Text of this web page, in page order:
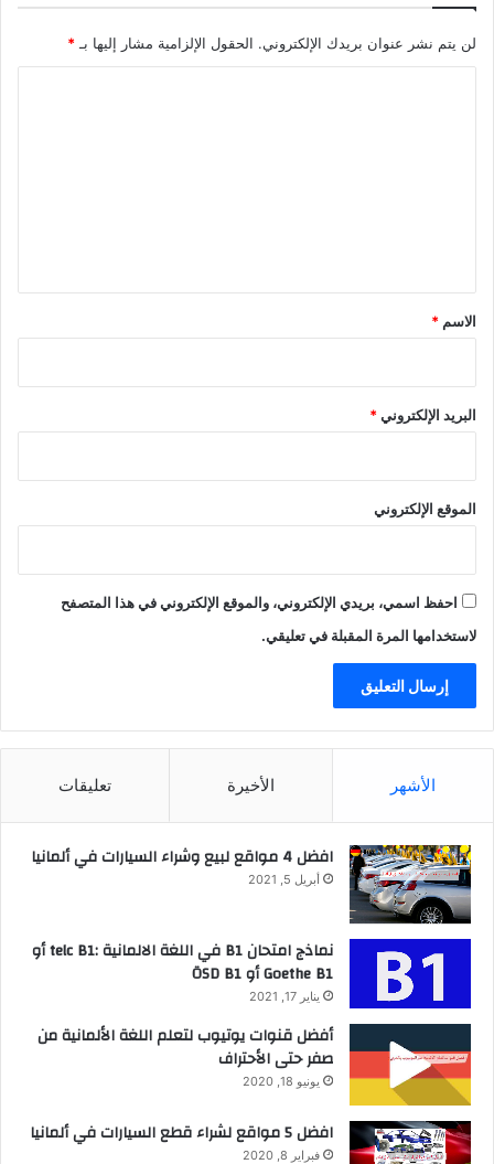
لن يتم نشر عنوان بريدك الإلكتروني. الحقول الإلزامية مشار إليها بـ*
*
الاسم *
البريد الإلكتروني*
الموقع الإلكتروني
احفظ اسمي، بريدي الإلكتروني، والموقع الإلكتروني في هذا المتصفح
لاستخدامها المرة المقبلة في تعليقي.
الأشهر الأخيرة تعليقات
افضل 4 مواقع لبيع وشراء السيارات في ألمانيا
أبريل 5, 2021
نماذج امتحان B1 في اللغة الالمانية :telc B1 أو
Goethe B1 أو ÖSD B1
يناير 17, 2021
أفضل قنوات يوتيوب لتعلم اللغة الألمانية من
صفر حتى الأحتراف
يونيو 18, 2020
افضل 5 مواقع لشراء قطع السيارات في ألمانيا
فبراير 8, 2020